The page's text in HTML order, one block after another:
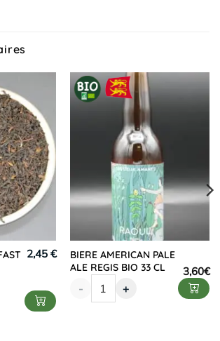
2,45 €
BIERE AMERICAN PALE
ALE REGIS BIO 33 CL
3,60€
-
+